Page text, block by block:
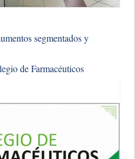
segmentados y
de Farmacéuticos